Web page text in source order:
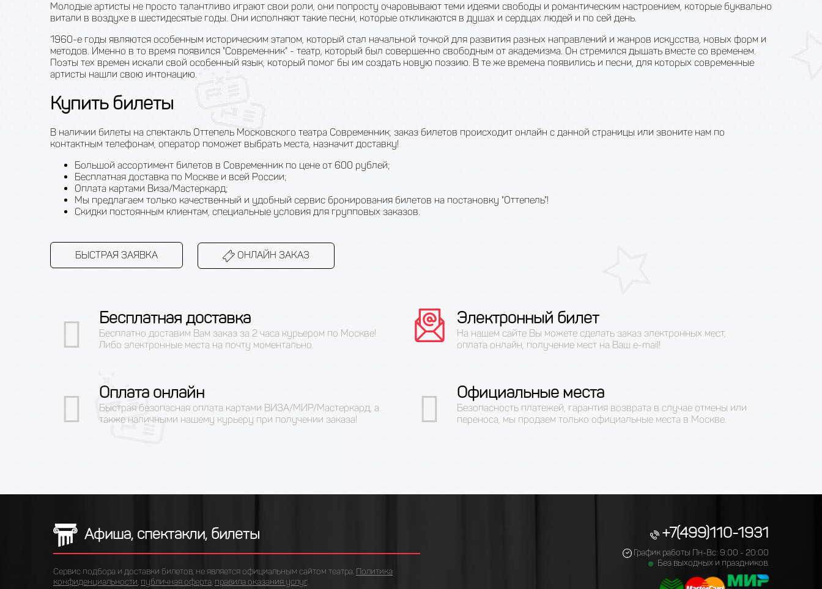
Молодые артисты не просто талантливо играют свои роли, они попросту очаровывают теми идеями свободы и романтическим настроением, которые буквально
витали в воздухе в шестидесятые годы. Они исполняют такие песни, которые откликаются в душах и сердцах людей и по сей день.
1960-е годы являются особенным историческим этапом, который стал начальной точкой для развития разных направлений и жанров искусства, новых форм и
методов. Именно в то время появился "Современник" - театр, который был совершенно свободным от академизма. Он стремился дышать вместе со временем.
Поэты тех времен искали свой особенный язык, который помог бы им создать новую поэзию. В те же времена появились и песни, для которых современные
артисты нашли свою интонацию.
Купить билеты
В наличии билеты на спектакль Оттепель Московского театра Современник, заказ билетов происходит онлайн с данной страницы или звоните нам по
контактным телефонам, оператор поможет выбрать места, назначит доставку!
Большой ассортимент билетов в Современник по цене от 600 рублей;
Бесплатная доставка по Москве и всей России;
Оплата картами Виза/Мастеркард;
Мы предлагаем только качественный и удобный сервис бронирования билетов на постановку "Оттепель"!
Скидки постоянным клиентам, специальные условия для групповых заказов.
БЫСТРАЯ ЗАЯВКА ОНЛАЙН ЗАКАЗ
Бесплатная доставка
Бесплатно доставим Вам заказ за 2 часа курьером по Москве!
Либо электронные места на почту моментально.
Электронный билет
На нашем сайте Вы можете сделать заказ электронных мест,
оплата онлайн, получение мест на Ваш e-mail!
Оплата онлайн
Быстрая безопасная оплата картами ВИЗА/МИР/Мастеркард, а
также наличными нашему курьеру при получении заказа!
Официальные места
Безопасность платежей, гарантия возврата в случае отмены или
переноса, мы продаем только официальные места в Москве.
Афиша, спектакли, билеты
Сервис подбора и доставки билетов, не является официальным сайтом театра. Политика
конфиденциальности, публичная оферта, правила оказания услуг.
+7(499)110-1931
График работы Пн-Вс: 9:00 - 20:00
Без выходных и праздников.